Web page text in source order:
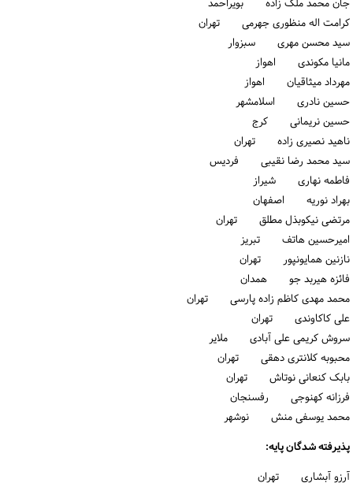
کرامت اله منظوری جهرمی تهران
سید محسن مهری سبزوار
مانیا مکوندی اهواز
مهرداد میثاقیان اهواز
حسین نادری اسلامشهر
حسین نریمانی كرج
ناهید نصیری زاده تهران
سید محمد رضا نقیبی فردیس
فاطمه نهاری شیراز
بهراد نوریه اصفهان
مرتضی نیکوبذل مطلق تهران
امیرحسین هاتف تبریز
نازنین همایونپور تهران
فائزه هیربد جو همدان
محمد مهدی کاظم زاده پارسی تهران
علی کاکاوندی تهران
سروش کریمی علی آبادی ملایر
محبوبه کلانتری دهقی تهران
بابک کنعانی نوتاش تهران
فرزانه کهنوجی رفسنجان
محمد یوسفی منش نوشهر
پذیرفته شدگان پایه:
آرزو آبشاری تهران